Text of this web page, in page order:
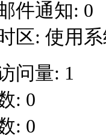
件通知: 0
区: 使用
问量: 1
: 0
: 0